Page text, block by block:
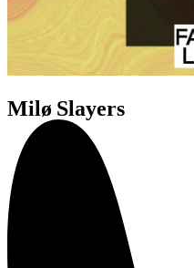
Milø Slayers